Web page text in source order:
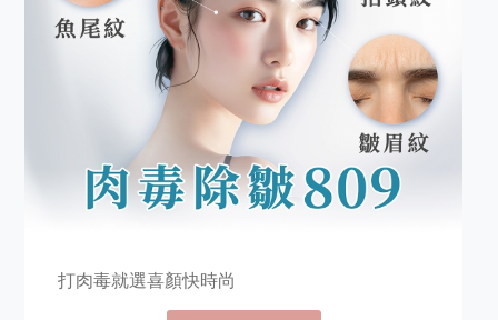
打肉毒就選喜顏快時尚